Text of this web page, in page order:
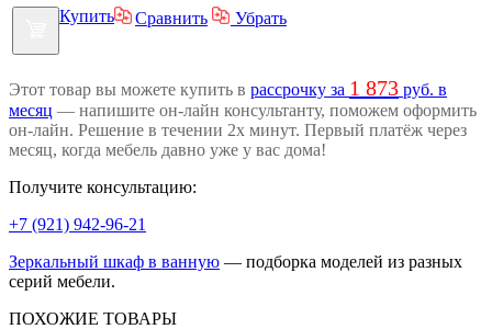
Купить Сравнить Убрать
Этот товар вы можете купить в рассрочку за 1 873 руб. в
месяц — напишите он-лайн консультанту, поможем оформить
он-лайн. Решение в течении 2х минут. Первый платёж через
месяц, когда мебель давно уже у вас дома!
Получите консультацию:
+7 (921) 942-96-21
Зеркальный шкаф в ванную — подборка моделей из разных
серий мебели.
ПОХОЖИЕ ТОВАРЫ